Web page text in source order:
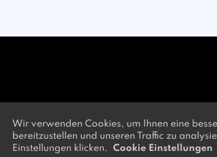
Wir verwenden Cookies, um Ihnen eine
bereitzustellen und unseren Traffic zu
Einstellungen klicken.
Cookie Einstellungen